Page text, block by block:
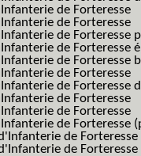
de Forteresse
de Forteresse
de Forteresse
de Forteresse
de Forteresse
de Forteresse
de Forteresse
de Forteresse
de Forteresse
de Forteresse
de Forteresse
de